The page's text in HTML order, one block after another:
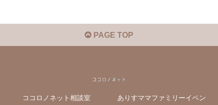
PAGE TOP
ココロノネット相談室 ありすママファミリーイベン